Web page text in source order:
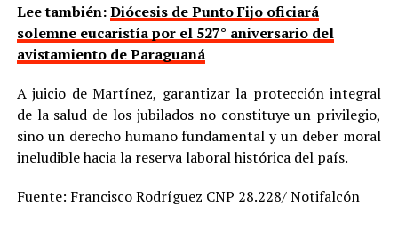
Lee también:Diócesis de Punto Fijo oficiará
solemne eucaristía por el 527° aniversario del
avistamiento de Paraguaná
A juicio de Martínez, garantizar la protección integral
de la salud de los jubilados no constituye un privilegio,
sino un derecho humano fundamental y un deber moral
ineludible hacia la reserva laboral histórica del país.
Fuente: Francisco Rodríguez CNP 28.228/ Notifalcón